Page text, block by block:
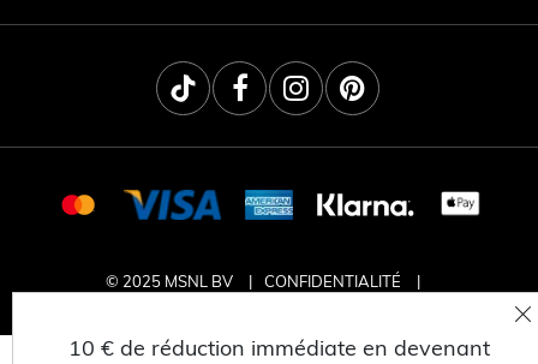
© 2025 MSNL BV
CONFIDENTIALITÉ
10 € de réduction immédiate en devenant